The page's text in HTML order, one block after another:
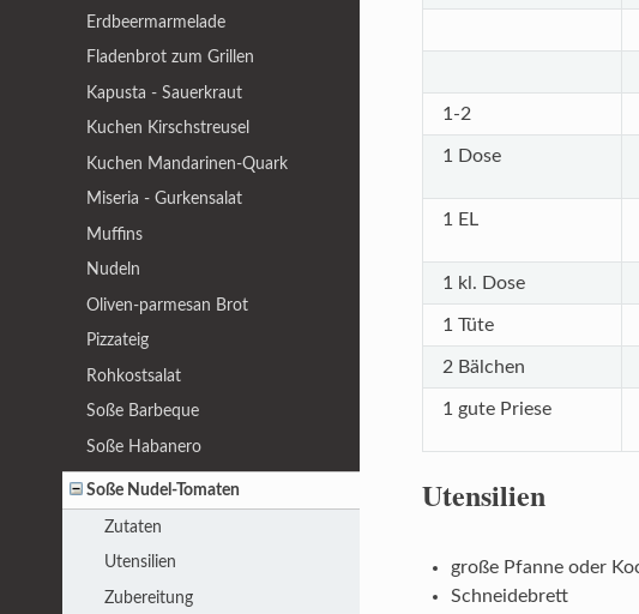
1-2
1 Dose
1 EL
1 kl. Dose
1 Tüte
2 Bälchen
1 gute Priese
Utensilien
große Pfanne oder
Schneidebrett
Erdbeermarmelade
Fladenbrot zum Grillen
Kapusta - Sauerkraut
Kuchen Kirschstreusel
Kuchen Mandarinen-Quark
Miseria - Gurkensalat
Muffins
Nudeln
Oliven-parmesan Brot
Pizzateig
Rohkostsalat
Soße Barbeque
Soße Habanero
Soße Nudel-Tomaten
Zutaten
Utensilien
Zubereitung